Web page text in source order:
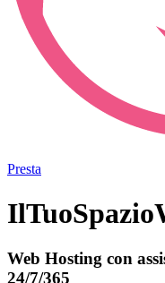
Presta
Web Hosting con
24/7/365